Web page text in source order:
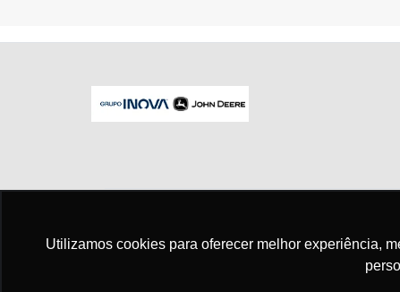
Utilizamos cookies para oferecer melhor experiência,
Para otimizar sua experiência durante a